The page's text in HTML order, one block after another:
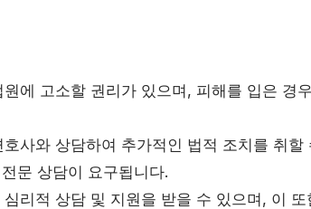
원에 고소할 권리가 있으며, 피해를 입은 경
호사와 상담하여 추가적인 법적 조치를 취할
문 상담이 요구됩니다.
심리적 상담 및 지원을 받을 수 있으며, 이